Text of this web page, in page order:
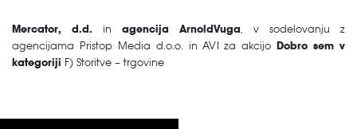
Mercator, d.d. in agencija ArnoldVuga, v sodelovanju z
agencijama Pristop Media d.o.o. in AVI za akcijo Dobro sem v
kategoriji F) Storitve – trgovine